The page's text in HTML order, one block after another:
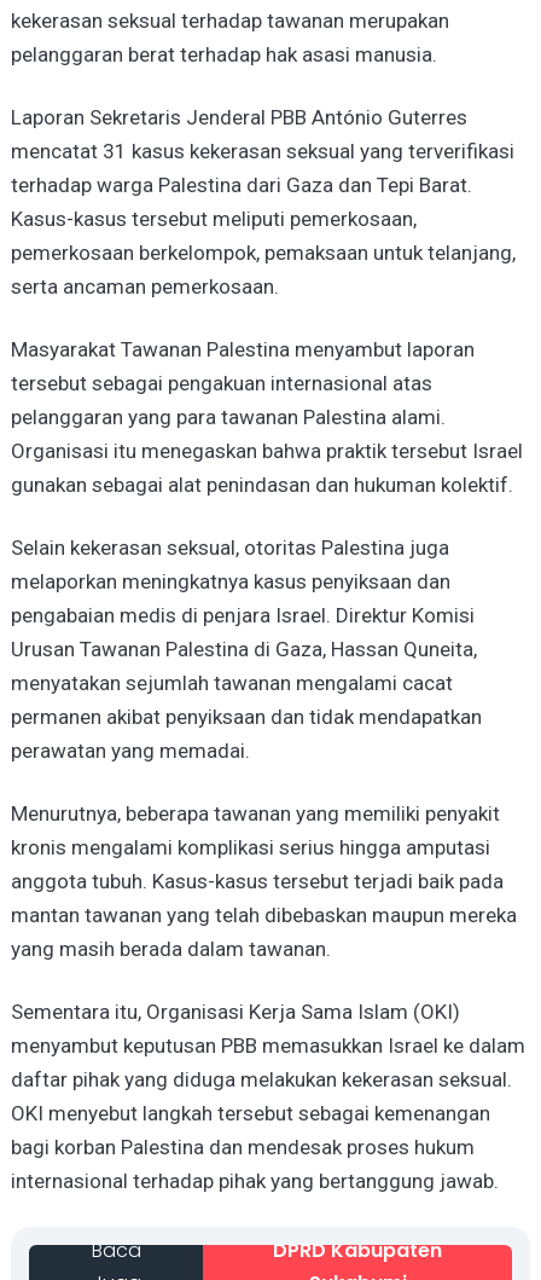
kekerasan seksual terhadap tawanan merupakan
pelanggaran berat terhadap hak asasi manusia.
Laporan Sekretaris Jenderal PBB António Guterres
mencatat 31 kasus kekerasan seksual yang terverifikasi
terhadap warga Palestina dari Gaza dan Tepi Barat.
Kasus-kasus tersebut meliputi pemerkosaan,
pemerkosaan berkelompok, pemaksaan untuk telanjang,
serta ancaman pemerkosaan.
Masyarakat Tawanan Palestina menyambut laporan
tersebut sebagai pengakuan internasional atas
pelanggaran yang para tawanan Palestina alami.
Organisasi itu menegaskan bahwa praktik tersebut Israel
gunakan sebagai alat penindasan dan hukuman kolektif.
Selain kekerasan seksual, otoritas Palestina juga
melaporkan meningkatnya kasus penyiksaan dan
pengabaian medis di penjara Israel. Direktur Komisi
Urusan Tawanan Palestina di Gaza, Hassan Quneita,
menyatakan sejumlah tawanan mengalami cacat
permanen akibat penyiksaan dan tidak mendapatkan
perawatan yang memadai.
Menurutnya, beberapa tawanan yang memiliki penyakit
kronis mengalami komplikasi serius hingga amputasi
anggota tubuh. Kasus-kasus tersebut terjadi baik pada
mantan tawanan yang telah dibebaskan maupun mereka
yang masih berada dalam tawanan.
Sementara itu, Organisasi Kerja Sama Islam (OKI)
menyambut keputusan PBB memasukkan Israel ke dalam
daftar pihak yang diduga melakukan kekerasan seksual.
OKI menyebut langkah tersebut sebagai kemenangan
bagi korban Palestina dan mendesak proses hukum
internasional terhadap pihak yang bertanggung jawab.
Baca
DPRD Kabupaten